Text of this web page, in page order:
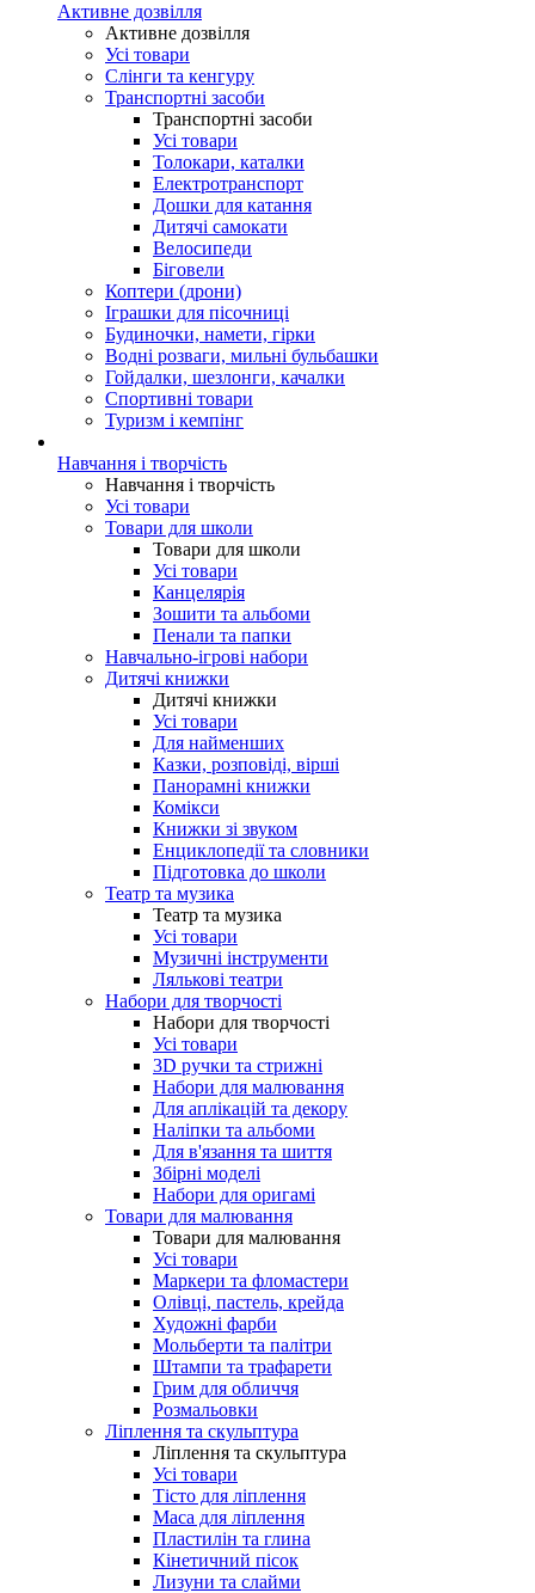
Активне дозвілля
Активне дозвілля
Усі товари
Слінги та кенгуру
Транспортні засоби
Транспортні засоби
Усі товари
Толокари, каталки
Електротранспорт
Дошки для катання
Дитячі самокати
Велосипеди
Біговели
Коптери (дрони)
Іграшки для пісочниці
Будиночки, намети, гірки
Водні розваги, мильні бульбашки
Гойдалки, шезлонги, качалки
Спортивні товари
Туризм і кемпінг
Навчання і творчість
Навчання і творчість
Усі товари
Товари для школи
Товари для школи
Усі товари
Канцелярія
Зошити та альбоми
Пенали та папки
Навчально-ігрові набори
Дитячі книжки
Дитячі книжки
Усі товари
Для найменших
Казки, розповіді, вірші
Панорамні книжки
Комікси
Книжки зі звуком
Енциклопедії та словники
Підготовка до школи
Театр та музика
Театр та музика
Усі товари
Музичні інструменти
Лялькові театри
Набори для творчості
Набори для творчості
Усі товари
3D ручки та стрижні
Набори для малювання
Для аплікацій та декору
Наліпки та альбоми
Для в'язання та шиття
Збірні моделі
Набори для оригамі
Товари для малювання
Товари для малювання
Усі товари
Маркери та фломастери
Олівці, пастель, крейда
Художні фарби
Мольберти та палітри
Штампи та трафарети
Грим для обличчя
Розмальовки
Ліплення та скульптура
Ліплення та скульптура
Усі товари
Тісто для ліплення
Маса для ліплення
Пластилін та глина
Кінетичний пісок
Лизуни та слайми